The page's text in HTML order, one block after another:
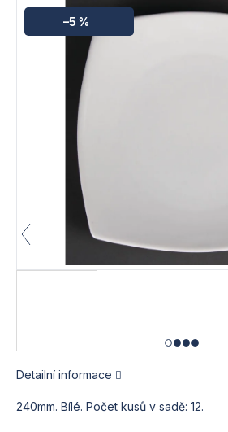
0,0
–5 %
240mm. Bílé. Počet kusů v sadě: 12.
Detailní informace